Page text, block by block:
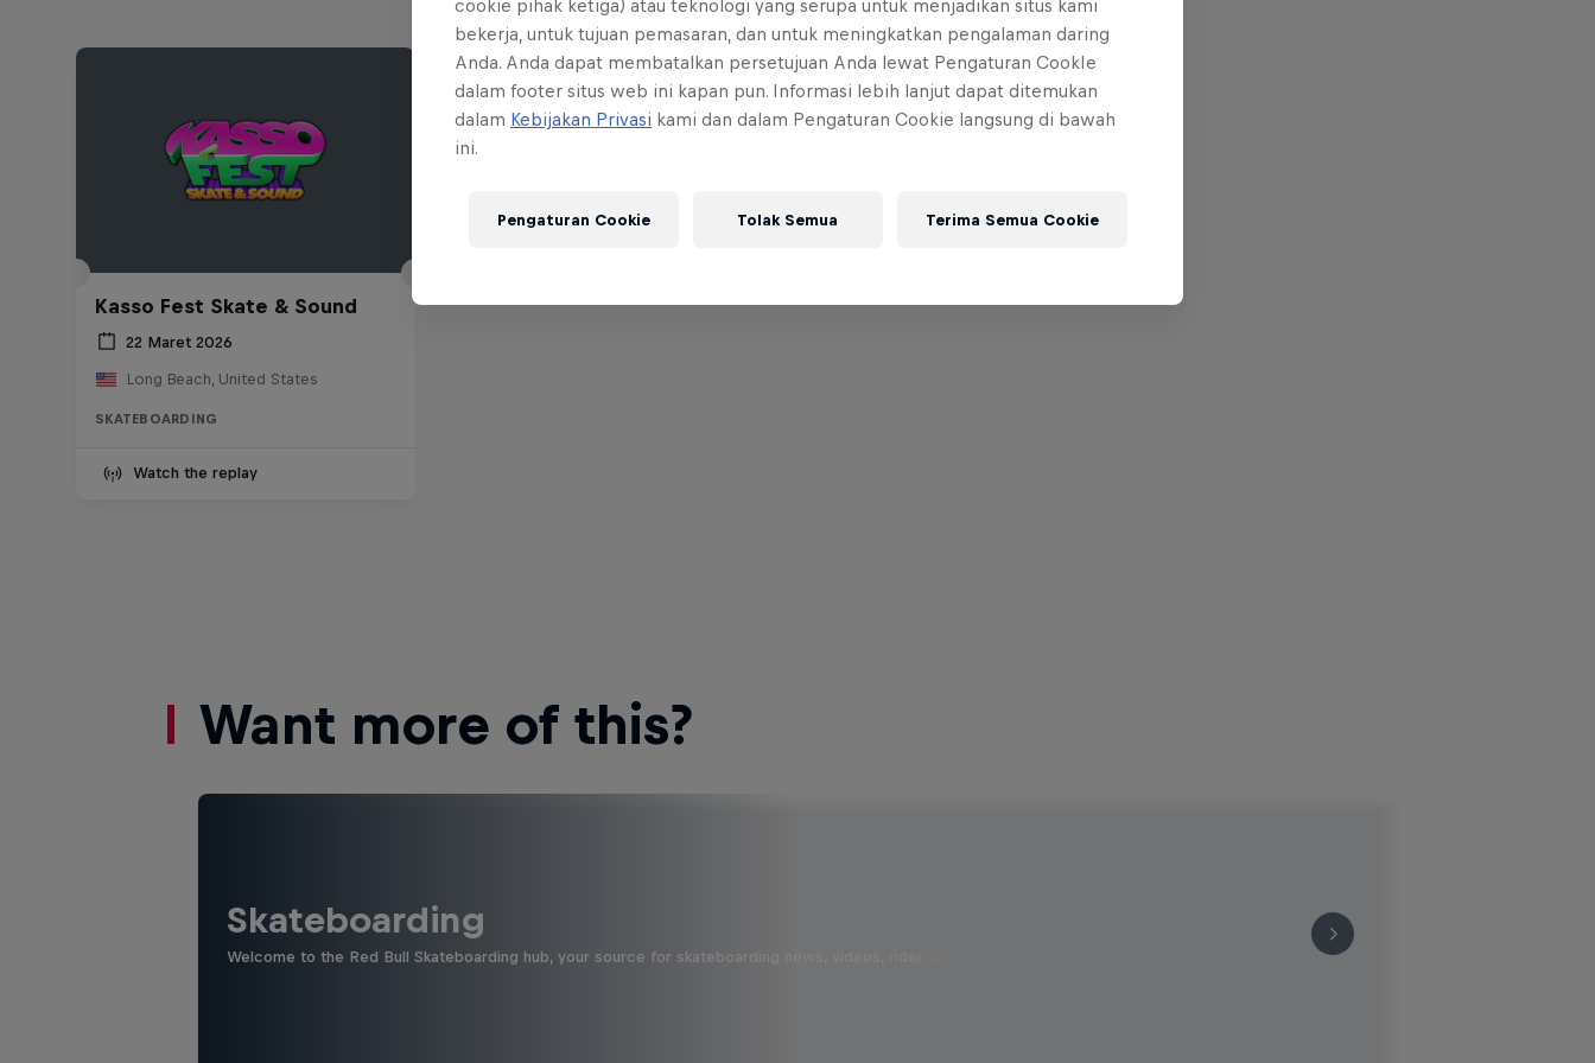
Kasso Fest Skate & Sound
22 Maret 2026
Long Beach, United States
SKATEBOARDING
Watch the replay
Want more of this?
Skateboarding
Welcome to the Red Bull Skateboarding hub, your source for skateboarding news, videos, rider …
cookie pihak ketiga) atau teknologi yang serupa untuk menjadikan situs kami
bekerja, untuk tujuan pemasaran, dan untuk meningkatkan pengalaman daring
Anda. Anda dapat membatalkan persetujuan Anda lewat Pengaturan CookIe
dalam footer situs web ini kapan pun. Informasi lebih lanjut dapat ditemukan
dalam Kebijakan Privasi kami dan dalam Pengaturan Cookie langsung di bawah
ini.
Pengaturan Cookie Tolak Semua Terima Semua Cookie